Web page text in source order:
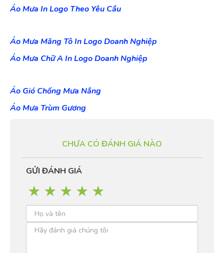
ÁoMưa In Logo Theo Yêu Cầu
Áo Mưa Măng TôIn Logo Doanh Nghiệp
Áo Mưa Chữ A In Logo Doanh Nghiệp
Áo Gió Chống Mưa Nắng
Áo Mưa Trùm Gương
CHƯA CÓ ĐÁNH GIÁ NÀO
GỬI ĐÁNH GIÁ
☆
☆
☆
☆
☆